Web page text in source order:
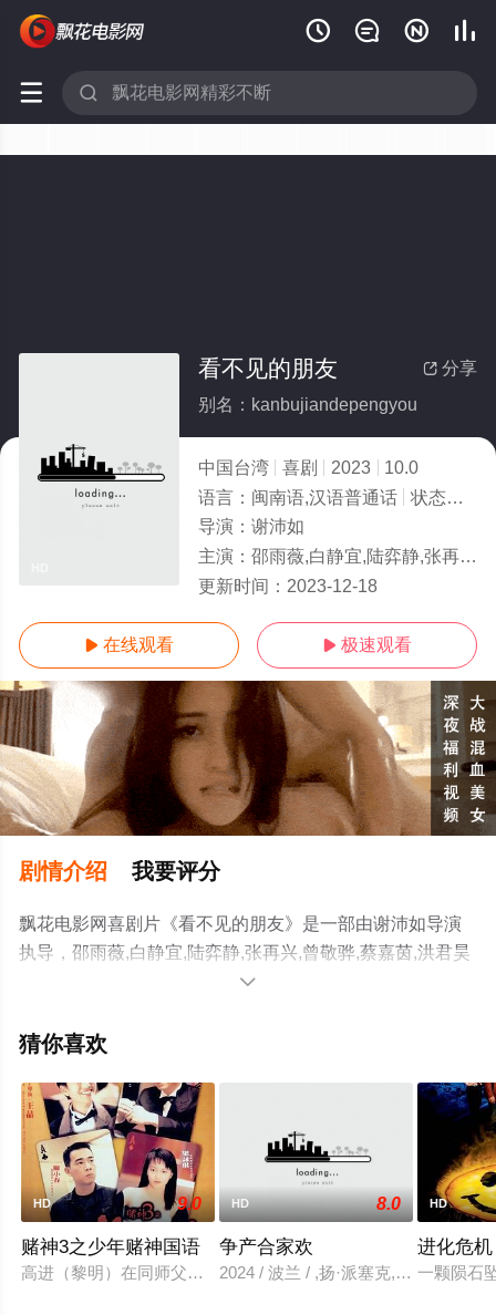
   
 
 分享
看不见的朋友
别名：kanbujiandepengyou
中国台湾 喜剧 2023
10.0
语言： 闽南语,汉语普通话 状态：
导演： 谢沛如
主演： 邵雨薇,白静宜,陆弈静,张再兴,曾敬骅,蔡嘉茵,洪君昊
更新时间： 2023-12-18
 在线观看  极速观看
剧情介绍 我要评分
飘花电影网喜剧片《看不见的朋友》是一部由谢沛如导演
执导，邵雨薇,白静宜,陆弈静,张再兴,曾敬骅,蔡嘉茵,洪君昊
等演员精彩演绎的中国台湾电影，手机免费观看高清无删
豆瓣电影、电视猫或剧情网等平台了解。

猜你喜欢
HD 9.0
赌神3之少年赌神国语
高进（黎明）在同师父千王靳能（钟景辉）学过将近10年技艺后
HD 8.0
争产合家欢
2024 / 波兰 / ,扬·派塞克,乔安娜·特兹
HD
进化危机
一颗陨石